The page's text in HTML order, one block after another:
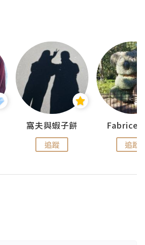
窩夫與蝦子餅
追蹤
Fabrice
追蹤